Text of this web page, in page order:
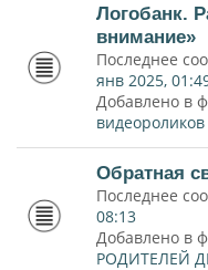
Логобанк.
внимание»
Последнее
янв 2025,
Добавлено в
видеороликов
Обратная
Последнее
08:13
Добавлено в
РОДИТЕЛЕЙ